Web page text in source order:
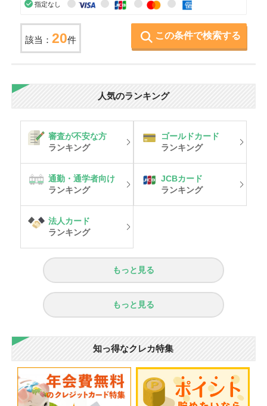
指定なし
この条件で検索する
該当：20件
人気のランキング
審査が不安な方
ランキング
ゴールドカード
ランキング
通勤・通学者向け
ランキング
JCBカード
ランキング
法人カード
ランキング
もっと見る
もっと見る
知っ得なクレカ特集